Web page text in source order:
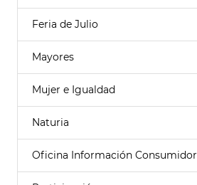
Feria de Julio
Mayores
Mujer e Igualdad
Naturia
Oficina Información Consumidor